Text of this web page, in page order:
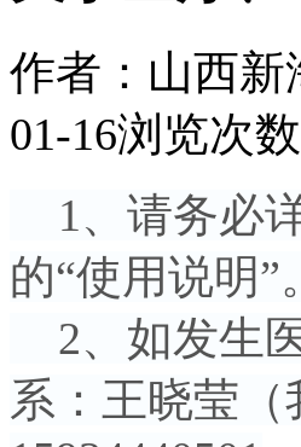
作者：山西
01-16浏览次
1、请务必
的“使用说明”。
2、如发生
系：王晓莹